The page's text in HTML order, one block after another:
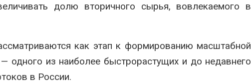
долю вторичного сырья, вовлекаемого в
как этап к формированию масштабной
одного из наиболее быстрорастущих и до недавнего
в России.